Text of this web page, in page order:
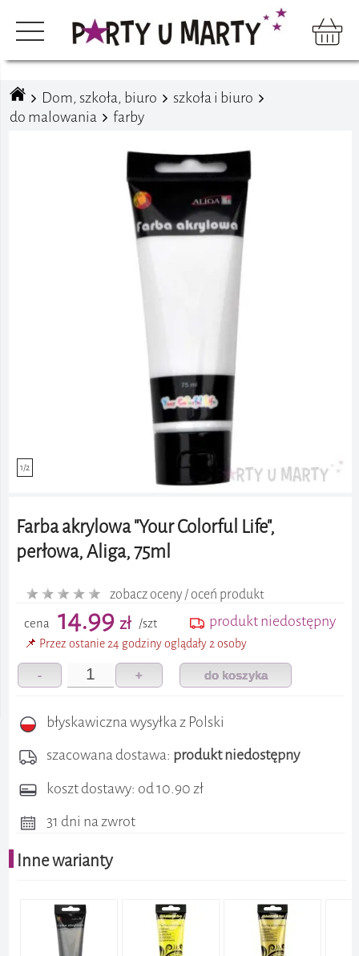
Dom, szkoła, biuro
szkoła i biuro
do malowania
farby
1/2
Farba akrylowa "Your Colorful Life",
perłowa, Aliga, 75ml
zobacz oceny / oceń produkt
cena 14.99 zł /szt produkt niedostępny
📌 Przez ostanie 24 godziny oglądały 2 osoby
- + do koszyka
błyskawiczna wysyłka z Polski
szacowana dostawa: produkt niedostępny
koszt dostawy: od 10.90 zł
31 dni na zwrot
Inne warianty